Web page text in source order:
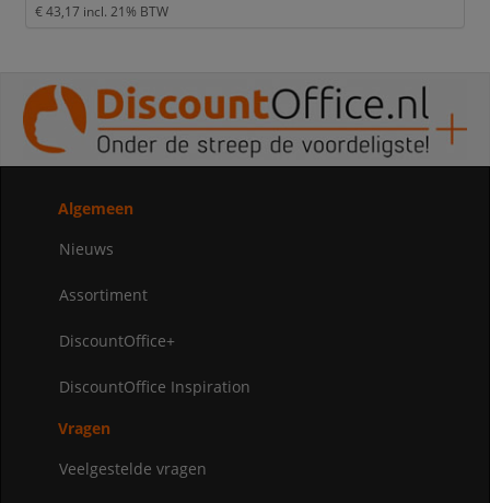
€ 43,17 incl. 21% BTW
Algemeen
Nieuws
Assortiment
DiscountOffice+
DiscountOffice Inspiration
Vragen
Veelgestelde vragen